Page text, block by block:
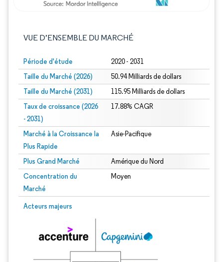
VUE D’ENSEMBLE DU MARCHÉ
Période d'étude 2020 - 2031
Taille du Marché (2026) 50.94 Milliards de dollars
Taille du Marché (2031) 115.95 Milliards de dollars
Taux de croissance (2026
- 2031)
17.88% CAGR
Marché à la Croissance la
Plus Rapide
Asie-Pacifique
Plus Grand Marché Amérique du Nord
Concentration du
Marché
Moyen
Acteurs majeurs
Image © Mordor Intelligence. La réutilisation nécessite une attribution sous CC